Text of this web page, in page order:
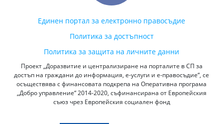
Единен портал за електронно правосъдие
Политика за достъпност
Политика за защита на личните данни
Проект „Доразвитие и централизиране на порталите в СП за
достъп на граждани до информация, е-услуги и е-правосъдие“, се
осъществява с финансовата подкрепа на Оперативна програма
„Добро управление“ 2014-2020, съфинансирана от Европейския
съюз чрез Европейския социален фонд